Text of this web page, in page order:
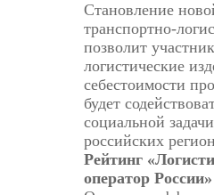
Становление
транспортно-
позволит
логистические
себестоимости
будет
социальной
российских
Рейтинг
оператор России»